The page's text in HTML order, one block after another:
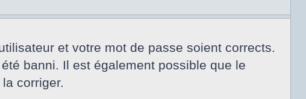
et votre mot de passe soient corrects.
banni. Il est également possible que le
corriger.